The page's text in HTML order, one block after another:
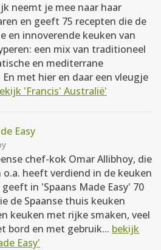
neemt je mee naar haar
en geeft 75 recepten die de
en innoverende keuken van
een mix van traditioneel
en mediterrane
met hier en daar een vleugje
'Francis' Australië'
Easy
chef-kok Omar Allibhoy, die
o.a. heeft verdiend in de keuken
in 'Spaans Made Easy' 70
de Spaanse thuis keuken
keuken met rijke smaken, veel
bord en met gebruik... bekijk
Easy'